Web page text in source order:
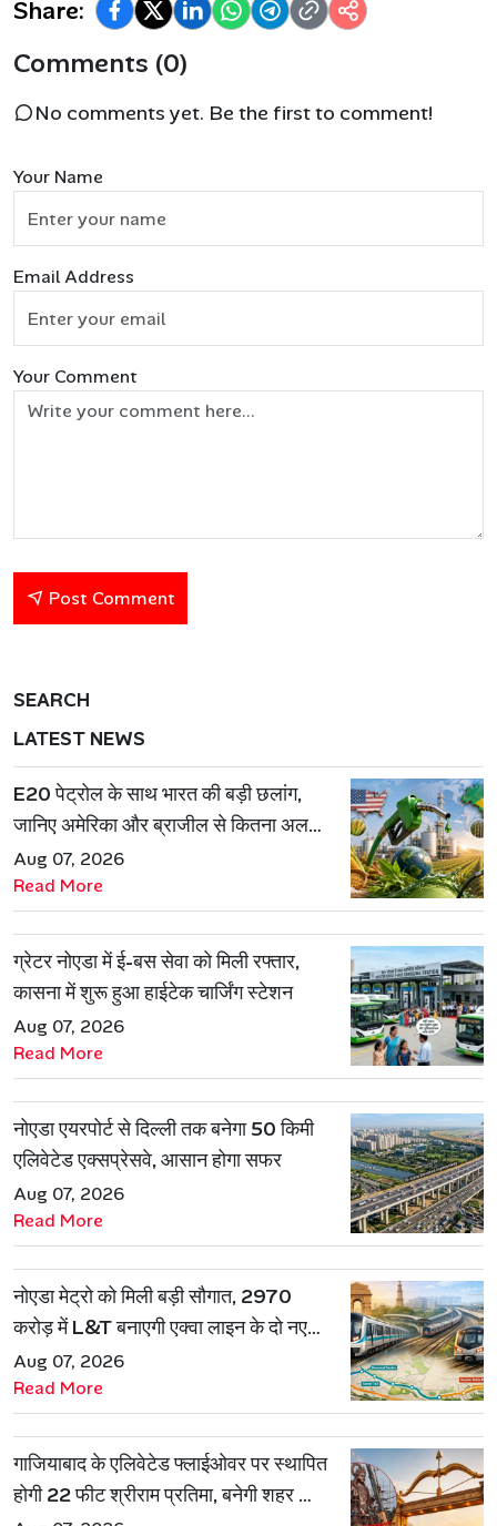
Share:
Comments (0)
No comments yet. Be the first to comment!
Your Name
Email Address
Your Comment
Post Comment
SEARCH
LATEST NEWS
E20 पेट्रोल के साथ भारत की बड़ी छलांग,
जानिए अमेरिका और ब्राजील से कितना अलग
है एथेनॉल मॉडल
Aug 07, 2026
Read More
ग्रेटर नोएडा में ई-बस सेवा को मिली रफ्तार,
कासना में शुरू हुआ हाईटेक चार्जिंग स्टेशन
Aug 07, 2026
Read More
नोएडा एयरपोर्ट से दिल्ली तक बनेगा 50 किमी
एलिवेटेड एक्सप्रेसवे, आसान होगा सफर
Aug 07, 2026
Read More
नोएडा मेट्रो को मिली बड़ी सौगात, 2970
करोड़ में L&T बनाएगी एक्वा लाइन के दो नए
रूट
Aug 07, 2026
Read More
गाजियाबाद के एलिवेटेड फ्लाईओवर पर स्थापित
होगी 22 फीट श्रीराम प्रतिमा, बनेगी शहर की